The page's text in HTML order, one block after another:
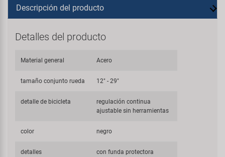
Descripción del producto
Detalles del producto
Material general Acero
tamaño conjunto rueda 12" - 29"
detalle de bicicleta
regulación continua
ajustable sin herramientas
color negro
detalles
con funda protectora